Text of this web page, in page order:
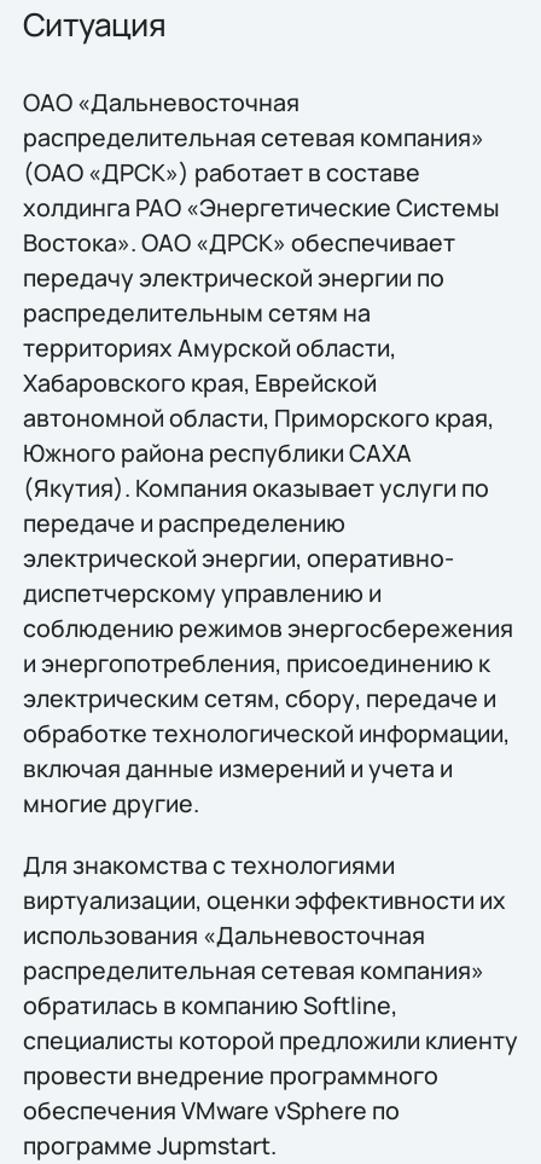
Ситуация
ОАО «Дальневосточная
распределительная сетевая компания»
(ОАО «ДРСК») работает в составе
холдинга РАО «Энергетические Системы
Востока». ОАО «ДРСК» обеспечивает
передачу электрической энергии по
распределительным сетям на
территориях Амурской области,
Хабаровского края, Еврейской
автономной области, Приморского края,
Южного района республики САХА
(Якутия). Компания оказывает услуги по
передаче и распределению
электрической энергии, оперативно-
диспетчерскому управлению и
соблюдению режимов энергосбережения
и энергопотребления, присоединению к
электрическим сетям, сбору, передаче и
обработке технологической информации,
включая данные измерений и учета и
многие другие.
Для знакомства с технологиями
виртуализации, оценки эффективности их
использования «Дальневосточная
распределительная сетевая компания»
обратилась в компанию Softline,
специалисты которой предложили клиенту
провести внедрение программного
обеспечения VMware vSphere по
программе Jupmstart.